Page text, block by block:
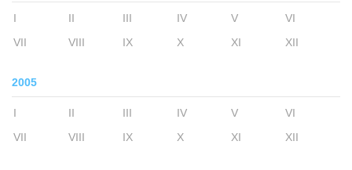
I II III IV V
VI
VII
VIII IX X XI XII
2005
I II III IV V
VI
VII
VIII IX X XI XII